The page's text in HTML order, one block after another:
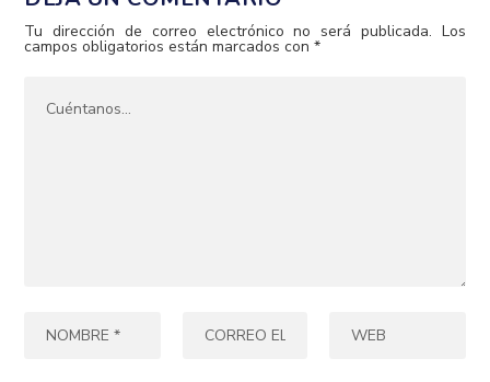
Tu dirección de correo electrónico no será publicada. Los
campos obligatorios están marcados con*